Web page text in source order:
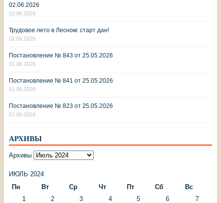
02.06.2026
02.06.2026
Трудовое лето в Лесном: старт дан!
02.06.2026
Постановление № 843 от 25.05.2026
01.06.2026
Постановление № 841 от 25.05.2026
01.06.2026
Постановление № 823 от 25.05.2026
01.06.2026
АРХИВЫ
Архивы
ИЮЛЬ 2024
Пн
Вт Ср Чт Пт Сб
Вс
1
2 3 4 5 6
7